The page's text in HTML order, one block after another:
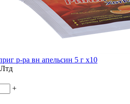
р-ра вн апельсин 5 г x10
+